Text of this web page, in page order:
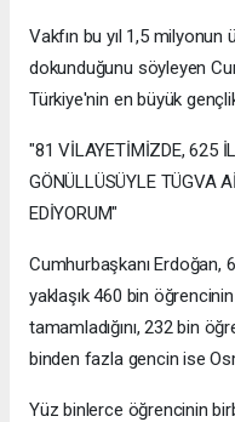
Vakfın bu yıl 1,5 milyonun
dokunduğunu söyleyen
Türkiye'nin en büyük
"81 VİLAYETİMİZDE, 625
GÖNÜLLÜSÜYLE TÜGVA
EDİYORUM"
Cumhurbaşkanı Erdoğan,
yaklaşık 460 bin
tamamladığını, 232 bin
binden fazla gencin ise
Yüz binlerce öğrencinin